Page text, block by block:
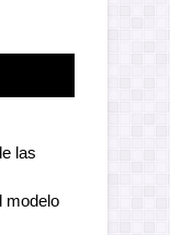
las
modelo